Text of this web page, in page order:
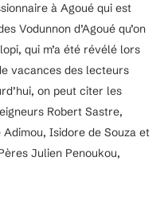
à Agoué qui est
Vodunnon d’Agoué qu’on
qui m’a été révélé lors
vacances des lecteurs
on peut citer les
Robert Sastre,
Isidore de Souza et
Julien Penoukou,